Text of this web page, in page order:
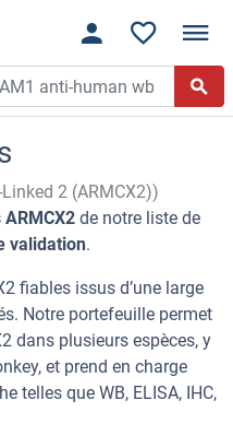
2 (ARMCX2))
de notre liste de
validation.
fiables issus d’une large
Notre portefeuille permet
dans plusieurs espèces, y
et prend en charge
telles que WB, ELISA, IHC,